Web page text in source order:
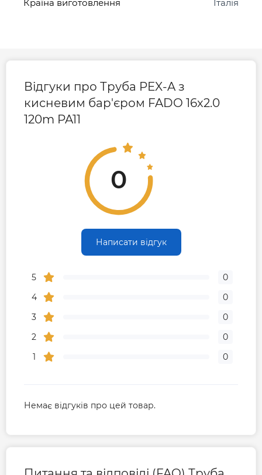
Країна виготовлення Італія
Відгуки про Труба PEX-A з
кисневим бар'єром FADO 16x2.0
120m PA11
0
Написати відгук
5
0
4
0
3
0
2
0
1
0
Немає відгуків про цей товар.